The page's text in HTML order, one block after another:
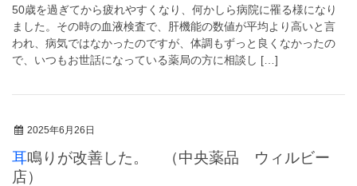
50歳を過ぎてから疲れやすくなり、何かしら病院に罹る様になり
ました。その時の血液検査で、肝機能の数値が平均より高いと言
われ、病気ではなかったのですが、体調もずっと良くなかったの
で、いつもお世話になっている薬局の方に相談し […]
2025年6月26日
耳鳴りが改善した。 （中央薬品 ウィルビー
店）